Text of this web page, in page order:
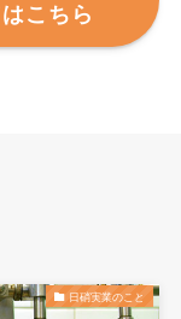
こちら
日硝実業のこと